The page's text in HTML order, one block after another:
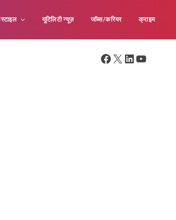
यूटिलिटी न्यूज़ जॉब्स/करियर क्राइम
Facebook
X LinkedIn
YouTube